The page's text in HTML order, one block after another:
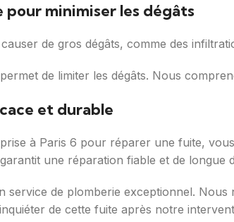
minimiser les dégâts
de gros dégâts, comme des
permet de limiter les dégâts. Nous
et durable
à Paris 6 pour réparer une fuite,
une réparation fiable et de longue
de plomberie exceptionnel.
de cette fuite après notre